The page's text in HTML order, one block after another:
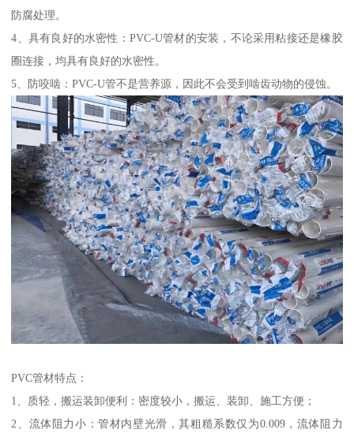
防腐处理。
4、具有良好的水密性：PVC-U管材的安装，不论采用粘接还是橡胶
圈连接，均具有良好的水密性。
5、防咬啮：PVC-U管不是营养源，因此不会受到啮齿动物的侵蚀。
PVC管材特点：
1、质轻，搬运装卸便利：密度较小，搬运、装卸、施工方便；
2、流体阻力小：管材内壁光滑，其粗糙系数仅为0.009，流体阻力